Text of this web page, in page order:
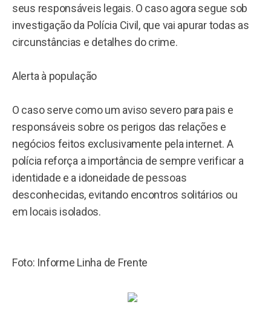
seus responsáveis legais. O caso agora segue sob
investigação da Polícia Civil, que vai apurar todas as
circunstâncias e detalhes do crime.
Alerta à população
O caso serve como um aviso severo para pais e
responsáveis sobre os perigos das relações e
negócios feitos exclusivamente pela internet. A
polícia reforça a importância de sempre verificar a
identidade e a idoneidade de pessoas
desconhecidas, evitando encontros solitários ou
em locais isolados.
Foto: Informe Linha de Frente